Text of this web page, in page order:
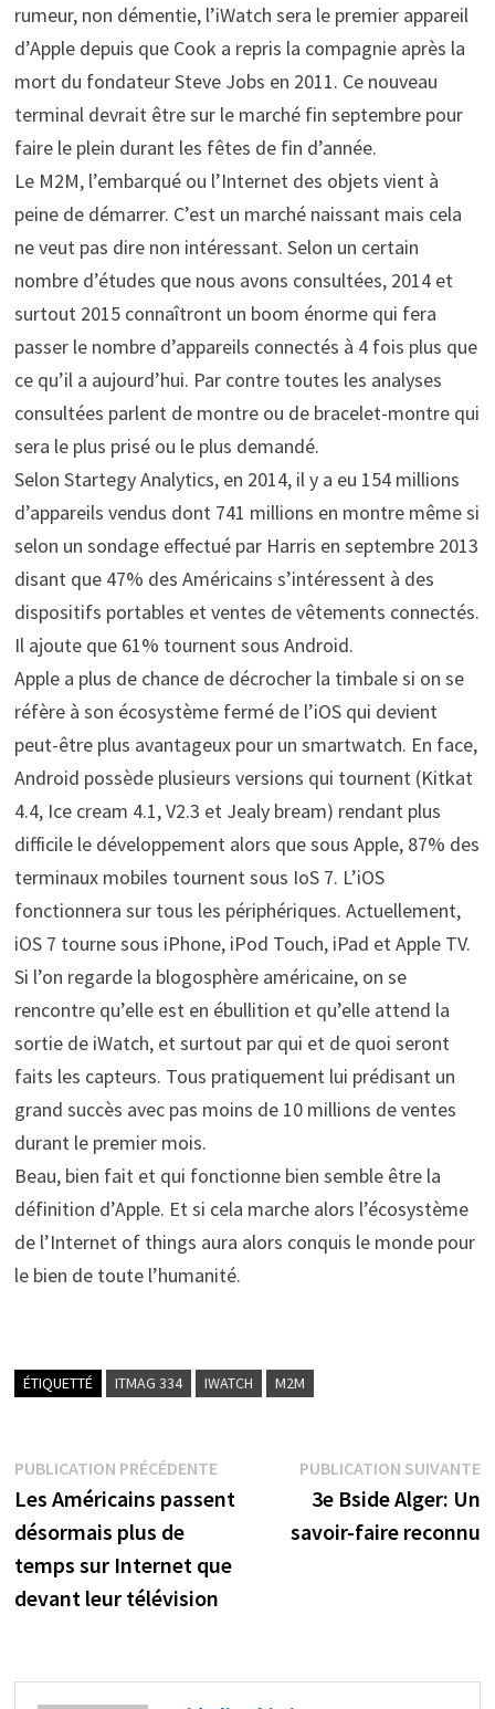
rumeur, non démentie, l’iWatch sera le premier appareil
d’Apple depuis que Cook a repris la compagnie après la
mort du fondateur Steve Jobs en 2011. Ce nouveau
terminal devrait être sur le marché fin septembre pour
faire le plein durant les fêtes de fin d’année.
Le M2M, l’embarqué ou l’Internet des objets vient à
peine de démarrer. C’est un marché naissant mais cela
ne veut pas dire non intéressant. Selon un certain
nombre d’études que nous avons consultées, 2014 et
surtout 2015 connaîtront un boom énorme qui fera
passer le nombre d’appareils connectés à 4 fois plus que
ce qu’il a aujourd’hui. Par contre toutes les analyses
consultées parlent de montre ou de bracelet-montre qui
sera le plus prisé ou le plus demandé.
Selon Startegy Analytics, en 2014, il y a eu 154 millions
d’appareils vendus dont 741 millions en montre même si
selon un sondage effectué par Harris en septembre 2013
disant que 47% des Américains s’intéressent à des
dispositifs portables et ventes de vêtements connectés.
Il ajoute que 61% tournent sous Android.
Apple a plus de chance de décrocher la timbale si on se
réfère à son écosystème fermé de l’iOS qui devient
peut-être plus avantageux pour un smartwatch. En face,
Android possède plusieurs versions qui tournent (Kitkat
4.4, Ice cream 4.1, V2.3 et Jealy bream) rendant plus
difficile le développement alors que sous Apple, 87% des
terminaux mobiles tournent sous IoS 7. L’iOS
fonctionnera sur tous les périphériques. Actuellement,
iOS 7 tourne sous iPhone, iPod Touch, iPad et Apple TV.
Si l’on regarde la blogosphère américaine, on se
rencontre qu’elle est en ébullition et qu’elle attend la
sortie de iWatch, et surtout par qui et de quoi seront
faits les capteurs. Tous pratiquement lui prédisant un
grand succès avec pas moins de 10 millions de ventes
durant le premier mois.
Beau, bien fait et qui fonctionne bien semble être la
définition d’Apple. Et si cela marche alors l’écosystème
de l’Internet of things aura alors conquis le monde pour
le bien de toute l’humanité.
ÉTIQUETTÉ ITMAG 334 IWATCH M2M
Navigation
de
l’article
PUBLICATION PRÉCÉDENTEPublication
précédente :
Les Américains passent
désormais plus de
temps sur Internet que
devant leur télévision
PUBLICATION SUIVANTE
3e Bside Alger: Un
savoir-faire reconnu